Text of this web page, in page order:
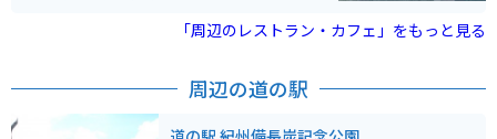
「周辺のレストラン・カフェ」をもっと見る
周辺の道の駅